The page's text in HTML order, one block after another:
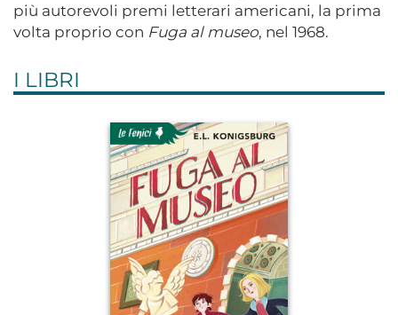
più autorevoli premi letterari americani, la prima
volta proprio con Fuga al museo, nel 1968.
I LIBRI